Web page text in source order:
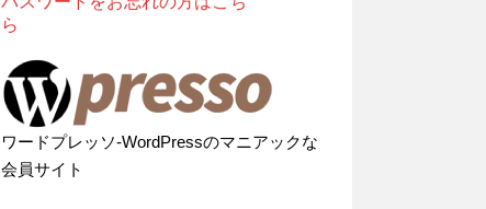
ら
ワードプレッソ-WordPressのマニアックな
会員サイト